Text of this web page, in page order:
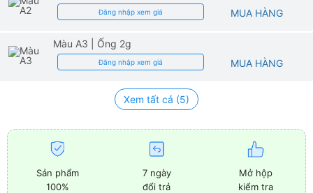
Đăng nhập xem giá MUA HÀNG
Màu A3 | Ống 2g
Đăng nhập xem giá MUA HÀNG
Xem tất cả (5)
Sản phẩm
100%
7 ngày
đổi trả
Mở hộp
kiểm tra